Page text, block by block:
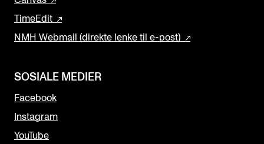
TimeEdit
NMH Webmail (direkte lenke til e-post)
SOSIALE MEDIER
Facebook
Instagram
YouTube